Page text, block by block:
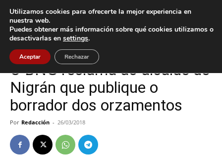
Inicio Nigrán
Nigrán Política
O BNG reclama ao alcalde de
Nigrán que publique o
borrador dos orzamentos
Por Redacción - 26/03/2018
Utilizamos cookies para ofrecerte la mejor experiencia en
nuestra web.
Puedes obtener más información sobre qué cookies utilizamos o
desactivarlas en settings.
Aceptar Rechazar